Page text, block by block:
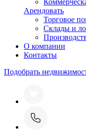
Арендовать
Торговое
Склады и
О компании
Контакты
Подобрать